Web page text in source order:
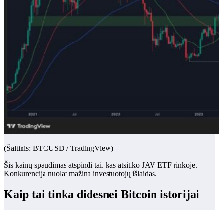
(Šaltinis: BTCUSD / TradingView)
Šis kainų spaudimas atspindi tai, kas atsitiko JAV ETF rinkoje.
Konkurencija nuolat mažina investuotojų išlaidas.
Kaip tai tinka didesnei Bitcoin istorijai